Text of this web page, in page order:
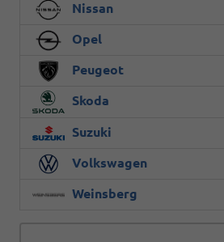
Nissan
Opel
Peugeot
Skoda
Suzuki
Volkswagen
Weinsberg